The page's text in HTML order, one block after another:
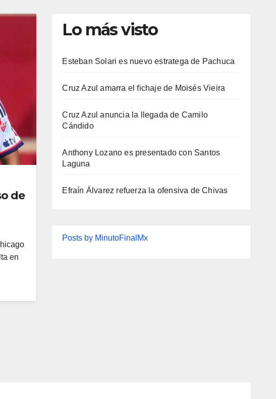
de
en
Lo más visto
Esteban Solari es nuevo estratega de Pachuca
Cruz Azul amarra el fichaje de Moisés Vieira
Cruz Azul anuncia la llegada de Camilo
Cándido
Anthony Lozano es presentado con Santos
Laguna
Efraín Álvarez refuerza la ofensiva de Chivas
Posts by MinutoFinalMx